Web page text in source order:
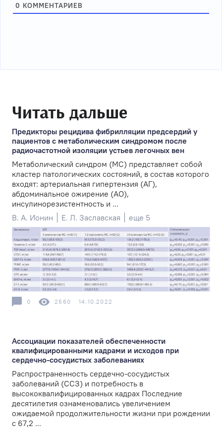
0 КОММЕНТАРИЕВ
Читать дальше
Предикторы рецидива фибрилляции предсердий у
пациентов с метаболическим синдромом после
радиочастотной изоляции устьев легочных вен
Метаболический синдром (МС) представляет собой
кластер патологических состояний, в состав которого
входят: артериальная гипертензия (АГ),
абдоминальное ожирение (АО),
инсулинорезистентность и ...
В. А. Ионин
Е. Л. Заславская еще 5
0 2560 14.10.2022
Ассоциации показателей обеспеченности
квалифицированными кадрами и исходов при
сердечно-сосудистых заболеваниях
Распространенность сердечно-сосудистых
заболеваний (ССЗ) и потребность в
высококвалифицированных кадрах Последние
десятилетия ознаменовались увеличением
ожидаемой продолжительности жизни при рождении
с 67,2 ...